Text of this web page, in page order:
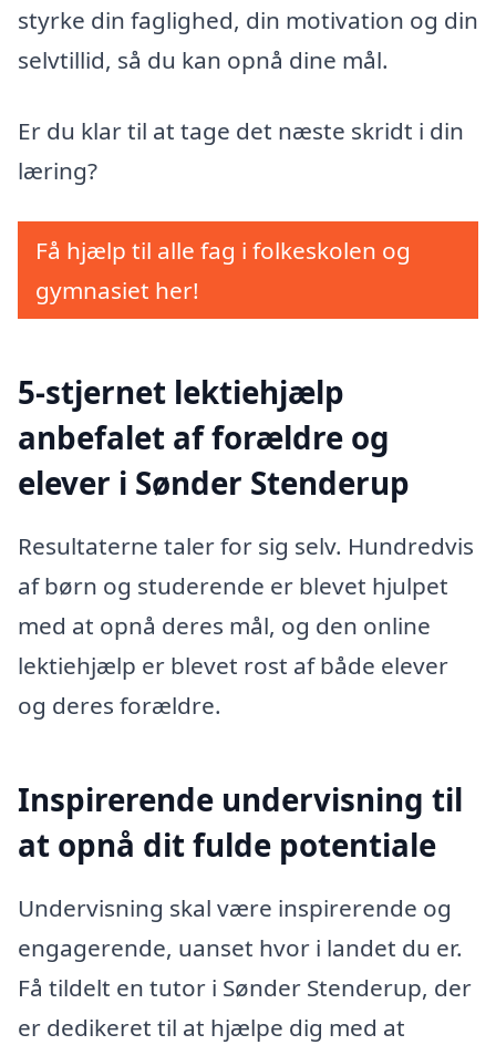
styrke din faglighed, din motivation og din
selvtillid, så du kan opnå dine mål.
Er du klar til at tage det næste skridt i din
læring?
Få hjælp til alle fag i folkeskolen og
gymnasiet her!
5-stjernet lektiehjælp
anbefalet af forældre og
elever i Sønder Stenderup
Resultaterne taler for sig selv. Hundredvis
af børn og studerende er blevet hjulpet
med at opnå deres mål, og den online
lektiehjælp er blevet rost af både elever
og deres forældre.
Inspirerende undervisning til
at opnå dit fulde potentiale
Undervisning skal være inspirerende og
engagerende, uanset hvor i landet du er.
Få tildelt en tutor i Sønder Stenderup, der
er dedikeret til at hjælpe dig med at